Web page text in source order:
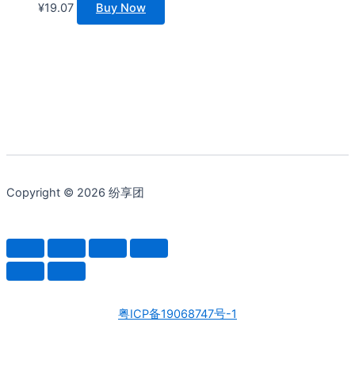
¥19.07 Buy Now
Copyright © 2026 纷享团
粤ICP备19068747号-1